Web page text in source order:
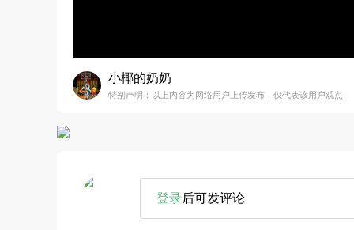
小椰的奶奶
特别声明：以上内容为网络用户上传发布，仅代表该用户观点
登录后可发评论